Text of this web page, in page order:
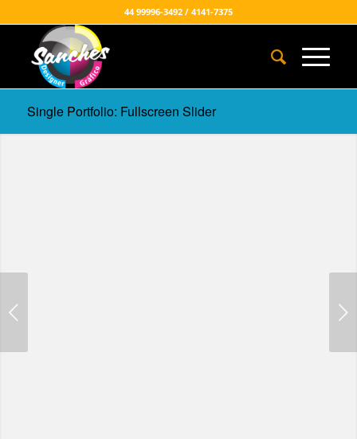
44 99996-3492 / 4141-7375
Single Portfolio: Fullscreen Slider